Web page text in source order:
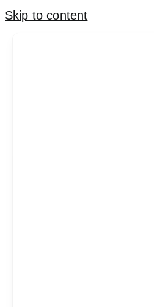
Skip to content